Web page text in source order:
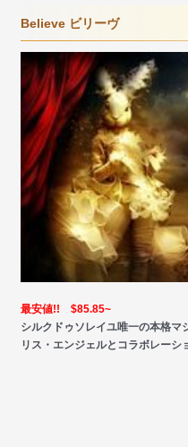
Believe ビリーヴ
最安値!! $85.85~
シルクドゥソレイユ唯一の本格マ
リス・エンジェルとコラボレーシ